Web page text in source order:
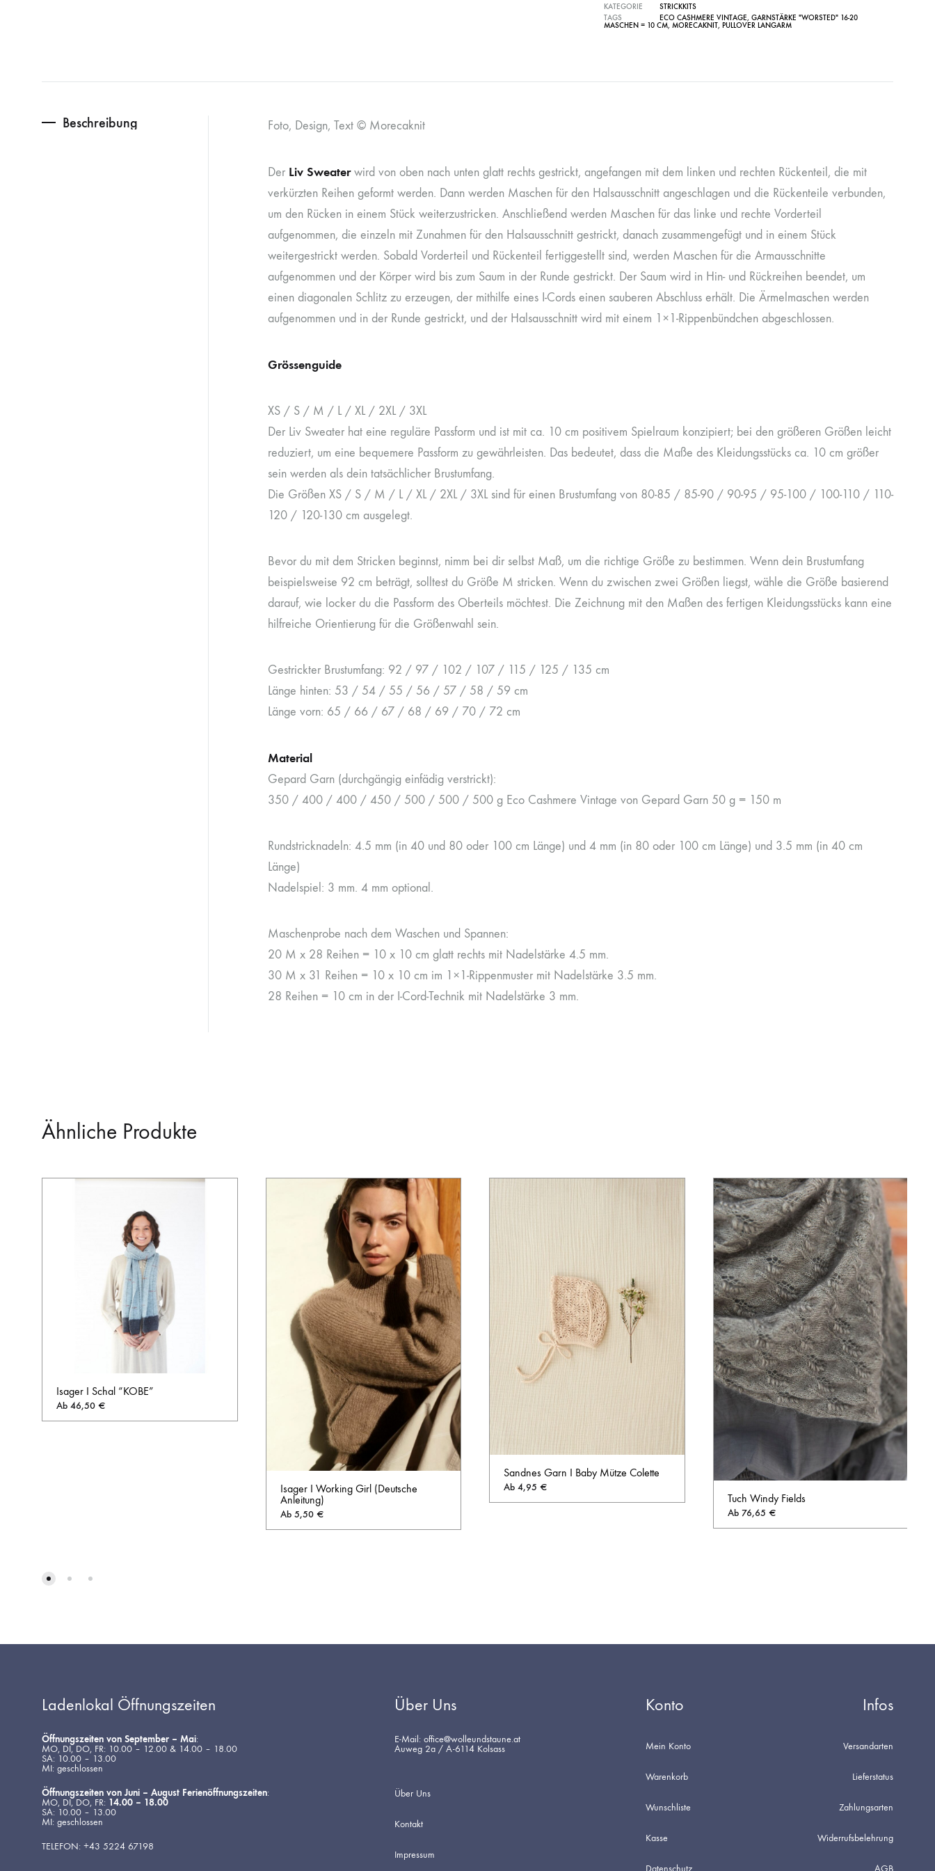
KATEGORIE
STRICKKITS
TAGS
ECO CASHMERE VINTAGE, GARNSTÄRKE "WORSTED" 16-20
MASCHEN = 10 CM, MORECAKNIT, PULLOVER LANGARM
Beschreibung Foto, Design, Text © Morecaknit
Der Liv Sweaterwird von oben nach unten glatt rechts gestrickt, angefangen mit dem linken und rechten Rückenteil, die mit
verkürzten Reihen geformt werden. Dann werden Maschen für den Halsausschnitt angeschlagen und die Rückenteile verbunden,
um den Rücken in einem Stück weiterzustricken. Anschließend werden Maschen für das linke und rechte Vorderteil
aufgenommen, die einzeln mit Zunahmen für den Halsausschnitt gestrickt, danach zusammengefügt und in einem Stück
weitergestrickt werden. Sobald Vorderteil und Rückenteil fertiggestellt sind, werden Maschen für die Armausschnitte
aufgenommen und der Körper wird bis zum Saum in der Runde gestrickt. Der Saum wird in Hin- und Rückreihen beendet, um
einen diagonalen Schlitz zu erzeugen, der mithilfe eines I-Cords einen sauberen Abschluss erhält. Die Ärmelmaschen werden
aufgenommen und in der Runde gestrickt, und der Halsausschnitt wird mit einem 1×1-Rippenbündchen abgeschlossen.
Grössenguide
XS / S / M / L / XL / 2XL / 3XL
Der Liv Sweater hat eine reguläre Passform und ist mit ca. 10 cm positivem Spielraum konzipiert; bei den größeren Größen leicht
reduziert, um eine bequemere Passform zu gewährleisten. Das bedeutet, dass die Maße des Kleidungsstücks ca. 10 cm größer
sein werden als dein tatsächlicher Brustumfang.
Die Größen XS / S / M / L / XL / 2XL / 3XL sind für einen Brustumfang von 80-85 / 85-90 / 90-95 / 95-100 / 100-110 / 110-
120 / 120-130 cm ausgelegt.
Bevor du mit dem Stricken beginnst, nimm bei dir selbst Maß, um die richtige Größe zu bestimmen. Wenn dein Brustumfang
beispielsweise 92 cm beträgt, solltest du Größe M stricken. Wenn du zwischen zwei Größen liegst, wähle die Größe basierend
darauf, wie locker du die Passform des Oberteils möchtest. Die Zeichnung mit den Maßen des fertigen Kleidungsstücks kann eine
hilfreiche Orientierung für die Größenwahl sein.
Gestrickter Brustumfang: 92 / 97 / 102 / 107 / 115 / 125 / 135 cm
Länge hinten: 53 / 54 / 55 / 56 / 57 / 58 / 59 cm
Länge vorn: 65 / 66 / 67 / 68 / 69 / 70 / 72 cm
Material
Gepard Garn (durchgängig einfädig verstrickt):
350 / 400 / 400 / 450 / 500 / 500 / 500 g Eco Cashmere Vintage von Gepard Garn 50 g = 150 m
Rundstricknadeln: 4.5 mm (in 40 und 80 oder 100 cm Länge) und 4 mm (in 80 oder 100 cm Länge) und 3.5 mm (in 40 cm
Länge)
Nadelspiel: 3 mm. 4 mm optional.
Maschenprobe nach dem Waschen und Spannen:
20 M x 28 Reihen = 10 x 10 cm glatt rechts mit Nadelstärke 4.5 mm.
30 M x 31 Reihen = 10 x 10 cm im 1×1-Rippenmuster mit Nadelstärke 3.5 mm.
28 Reihen = 10 cm in der I-Cord-Technik mit Nadelstärke 3 mm.
Ähnliche Produkte
Isager I Schal “KOBE”
Ab 46,50 €
Isager I Working Girl (Deutsche
Anleitung)
Ab 5,50 €
Sandnes Garn I Baby Mütze Colette
Ab4,95€
Tuch Windy Fields
Ab 76,65 €
Ladenlokal Öffnungszeiten
Öffnungszeiten von September – Mai:
MO, DI, DO, FR: 10.00 – 12.00 & 14.00 – 18.00
SA: 10.00 – 13.00
MI: geschlossen
Öffnungszeiten von Juni – August Ferienöffnungszeiten:
MO, DI, DO, FR: 14.00 – 18.00
SA: 10.00 – 13.00
MI: geschlossen
TELEFON: +43 5224 67198
Über Uns
E-Mail: office@wolleundstaune.at
Auweg 2a / A-6114 Kolsass
Über Uns
Kontakt
Impressum
Konto
Mein Konto
Warenkorb
Wunschliste
Kasse
Datenschutz
Infos
Versandarten
Lieferstatus
Zahlungsarten
Widerrufsbelehrung
AGB